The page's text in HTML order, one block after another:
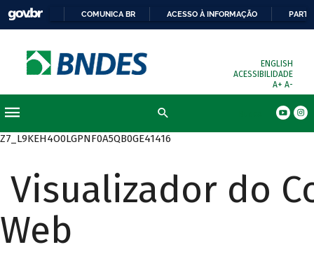
COMUNICA BR ACESSO À INFORMAÇÃO
ENGLISH
ACESSIBILIDADE
A+ A-
Z7_L9KEH4O0LGPNF0A5QB0GE41416
Visualizador do
Web